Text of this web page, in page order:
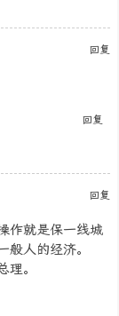
回复
回复
回复
作就是保一线城
人的经济。
。